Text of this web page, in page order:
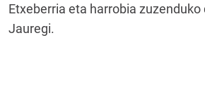
Etxeberria eta harrobia zuzenduko
Jauregi.